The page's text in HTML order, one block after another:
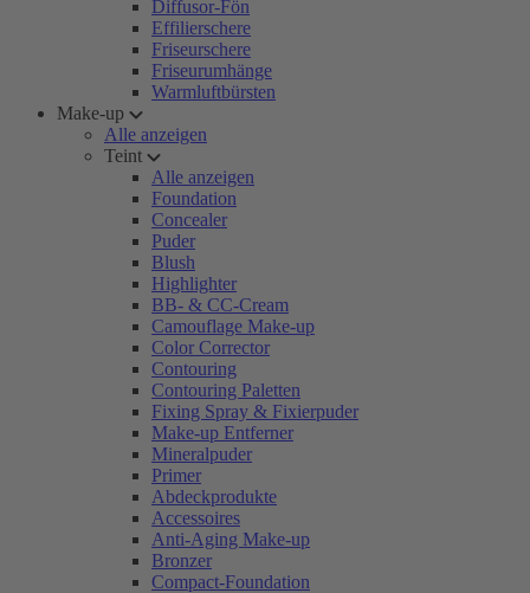
Diffusor-Fön
Effilierschere
Friseurschere
Friseurumhänge
Warmluftbürsten
Make-up
Alle anzeigen
Teint
Alle anzeigen
Foundation
Concealer
Puder
Blush
Highlighter
BB- & CC-Cream
Camouflage Make-up
Color Corrector
Contouring
Contouring Paletten
Fixing Spray & Fixierpuder
Make-up Entferner
Mineralpuder
Primer
Abdeckprodukte
Accessoires
Anti-Aging Make-up
Bronzer
Compact-Foundation